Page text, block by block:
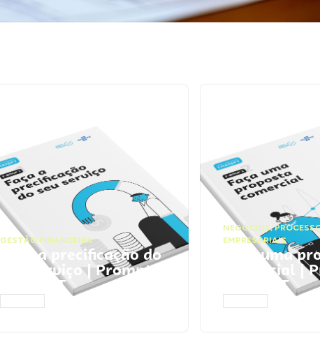
GESTÃO FINANCEIRA
Faça a precificação do
seu serviço | Prompts
ChatGPT
NEGÓCIOS,
EMPRESARIAIS
Faça uma
comercial |
ChatGPT